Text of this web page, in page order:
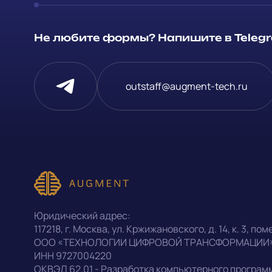
outstaff@augment-tech.ru
+7 (499) 302-30-53
Оставить заявку
Не любите формы? Напишите в
outstaff@augment-tech.ru
Юридический адрес:
117218, г. Москва,ул. Кржижановского, д. 14, к. 3,
ООО «ТЕХНОЛОГИИ ЦИФРОВОЙ
ИНН 9727004220
ОКВЭД 62.01 - Разработка компьютерного
Telegram
проект